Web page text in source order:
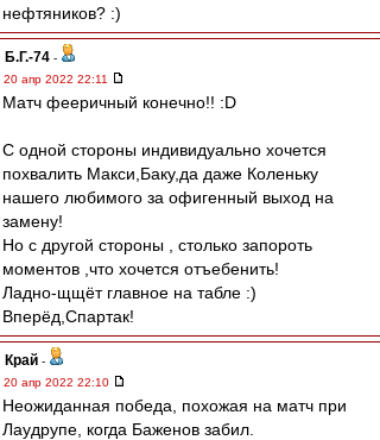
нефтяников? :)
Б.Г.-74 -
20 апр 2022 22:11
Матч фееричный конечно!! :D
С одной стороны индивидуально хочется
похвалить Макси,Баку,да даже Коленьку
нашего любимого за офигенный выход на
замену!
Но с другой стороны , столько запороть
моментов ,что хочется отъебенить!
Ладно-щщёт главное на табле :)
Вперёд,Спартак!
Край -
20 апр 2022 22:10
Неожиданная победа, похожая на матч при
Лаудрупе, когда Баженов забил.